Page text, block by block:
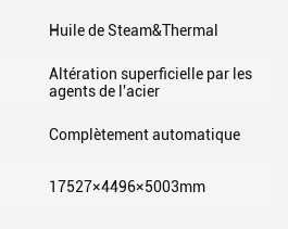
Huile de Steam&Thermal
Altération superficielle par les
agents de l'acier
Complètement automatique
17527×4496×5003mm